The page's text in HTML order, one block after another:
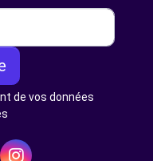
de vos données